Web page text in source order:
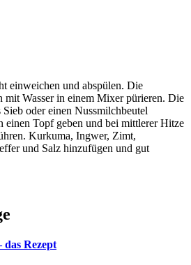
einweichen und abspülen. Die
mit Wasser in einem Mixer pürieren. Die
oder einen Nussmilchbeutel
einen Topf geben und bei mittlerer Hitze
Kurkuma, Ingwer, Zimt,
und Salz hinzufügen und gut
das Rezept